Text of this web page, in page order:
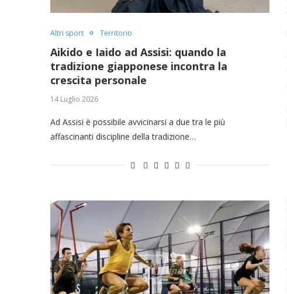
Altri sport Territorio
Aikido e Iaido ad Assisi: quando la
tradizione giapponese incontra la
crescita personale
14 Luglio 2026
Ad Assisi è possibile avvicinarsi a due tra le più
affascinanti discipline della tradizione…